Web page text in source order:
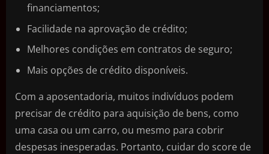
financiamentos;
Facilidade na aprovação de crédito;
Melhores condições em contratos de seguro;
Mais opções de crédito disponíveis.
Com a aposentadoria, muitos indivíduos podem
precisar de crédito para aquisição de bens, como
uma casa ou um carro, ou mesmo para cobrir
despesas inesperadas. Portanto, cuidar do score de